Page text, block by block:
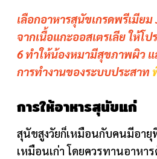
เลือกอาหารสุนัขเกรดพรีเมียม
จากเนื้อแกะออสเตรเลีย ให้
6 ทำให้น้องหมามีสุขภาพผิว
การทำงานของระบบประสาท
การให้อาหารสุนัขแก่
สุนัขสูงวัยก็เหมือนกับคนมีอายุ
เหมือนเก่า โดยควรทานอาหา